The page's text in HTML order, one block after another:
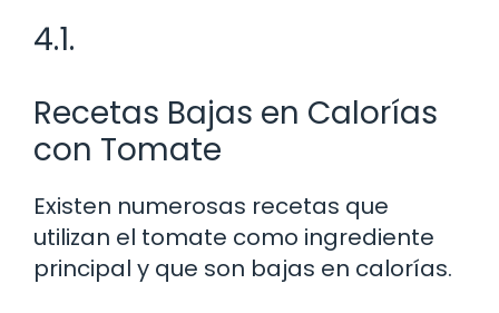
4.1.
Recetas Bajas en Calorías
con Tomate
Existen numerosas recetas que
utilizan el tomate como ingrediente
principal y que son bajas en calorías.